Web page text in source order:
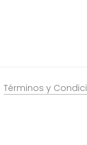
Términos y